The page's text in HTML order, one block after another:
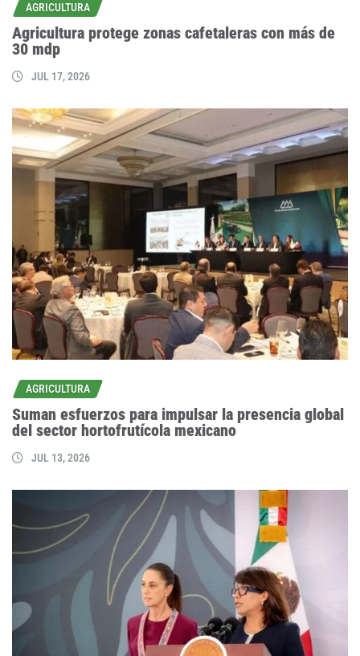
AGRICULTURA
Agricultura protege zonas cafetaleras con más de
30 mdp
JUL 17, 2026
AGRICULTURA
Suman esfuerzos para impulsar la presencia global
del sector hortofrutícola mexicano
JUL 13, 2026